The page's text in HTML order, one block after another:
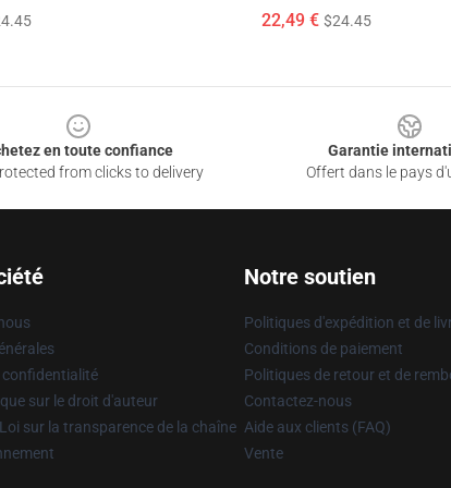
22,49 € $24.45
en toute confiance
from clicks to delivery
Garantie
Offert dans le pays
confidentialité
sur le droit d'auteur
sur la transparence de la chaîne
Notre soutien
Politiques d'expédition et de
Conditions de paiement
Politiques de retour et de
Contactez-nous
Aide aux clients (FAQ)
Vente